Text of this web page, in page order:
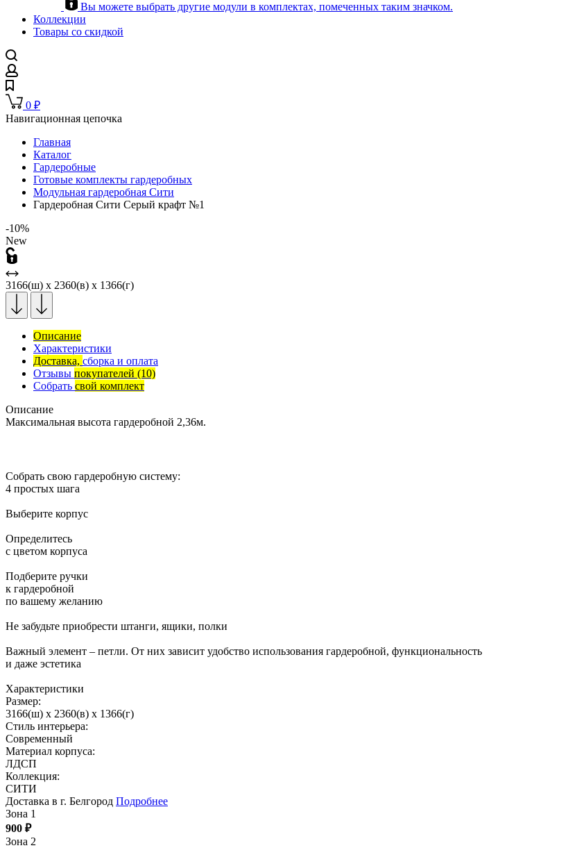
Вы можете выбрать другие модули в комплектах, помеченных таким значком.
Коллекции
Товары со скидкой
0 ₽
Навигационная цепочка
Главная
Каталог
Гардеробные
Готовые комплекты гардеробных
Модульная гардеробная Сити
Гардеробная Сити Серый крафт №1
-10%
New
3166(ш) x 2360(в) x 1366(г)
Описание
Характеристики
Доставка, сборка и оплата
Отзывы покупателей (10)
Собрать свой комплект
Описание
Максимальная высота гардеробной 2,36м.
Собрать свою гардеробную систему:
4 простых шага
Выберите корпус
Определитесь
с цветом корпуса
Подберите ручки
к гардеробной
по вашему желанию
Не забудьте приобрести штанги, ящики, полки
Важный элемент – петли. От них зависит удобство использования гардеробной, функциональность
и даже эстетика
Характеристики
Размер:
3166(ш) x 2360(в) x 1366(г)
Стиль интерьера:
Современный
Материал корпуса:
ЛДСП
Коллекция:
СИТИ
Доставка в г. Белгород Подробнее
Зона 1
900 ₽
Зона 2